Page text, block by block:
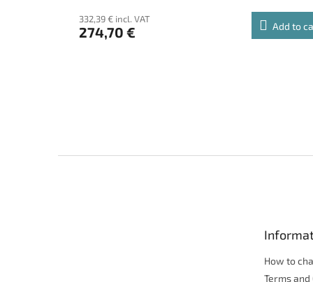
332,39 € incl. VAT
274,70 € Add to
How to
Terms